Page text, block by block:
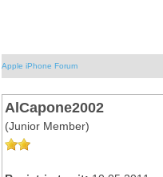
Apple iPhone Forum
AlCapone2002
(Junior Member)